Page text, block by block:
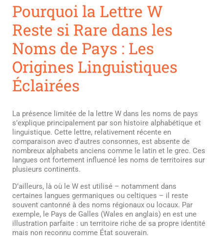
Pourquoi la Lettre W
Reste si Rare dans les
Noms de Pays : Les
Origines Linguistiques
Éclairées
La présence limitée de la lettre W dans les noms de pays
s’explique principalement par son histoire alphabétique et
linguistique. Cette lettre, relativement récente en
comparaison avec d’autres consonnes, est absente de
nombreux alphabets anciens comme le latin et le grec. Ces
langues ont fortement influencé les noms de territoires sur
plusieurs continents.
D’ailleurs, là où le W est utilisé – notamment dans
certaines langues germaniques ou celtiques – il reste
souvent cantonné à des noms régionaux ou locaux. Par
exemple, le Pays de Galles (Wales en anglais) en est une
illustration parfaite : un territoire riche de sa propre identité
mais non reconnu comme État souverain.